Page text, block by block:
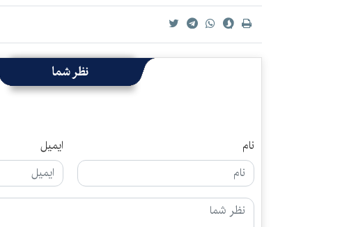
نظر شما
نام ایمیل